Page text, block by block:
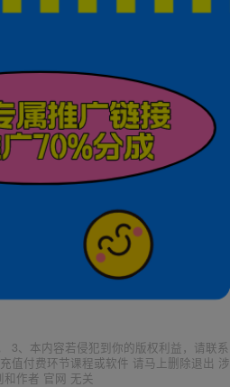
3、本内容若侵犯到你的版权利益，请联系
值付费环节课程或软件 请马上删除退出 涉
作者 官网 无关